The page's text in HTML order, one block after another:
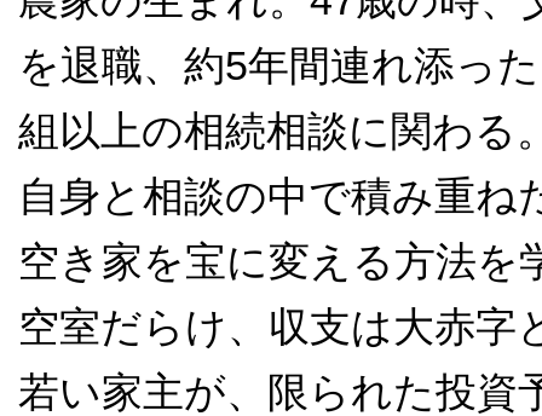
を退職、約5年間連れ添っ
組以上の相続相談に関わる
自身と相談の中で積み重ね
空き家を宝に変える方法を
空室だらけ、収支は大赤字
若い家主が、限られた投資